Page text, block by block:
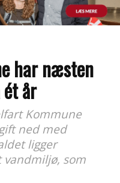
har næsten
år
Kommune
ned med
ligger
som